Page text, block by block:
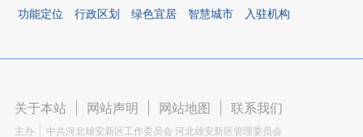
功能定位 行政区划 绿色宜居 智慧城市 入驻机构
关于本站 网站声明 网站地图 联系我们
主办 中共河北雄安新区工作委员会 河北雄安新区管理委员会